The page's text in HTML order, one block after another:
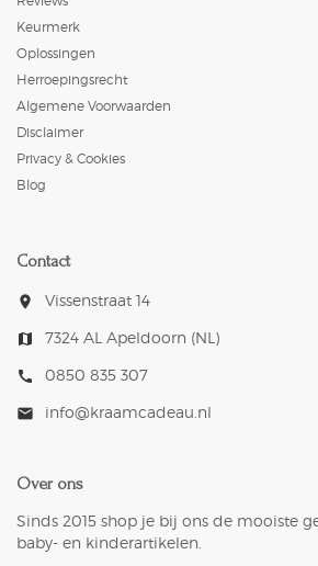
Keurmerk
Oplossingen
Herroepingsrecht
Algemene Voorwaarden
Disclaimer
Privacy & Cookies
Blog
Contact
room Vissenstraat 14
map 7324 AL Apeldoorn (NL)
call 0850 835 307
mail info@kraamcadeau.nl
Over ons
Sinds 2015 shop je bij ons de mooiste
baby- en kinderartikelen.